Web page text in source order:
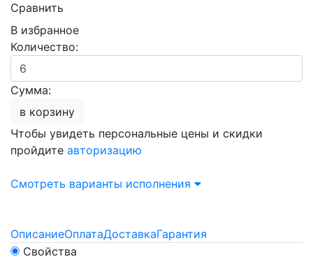
Сравнить
В избранное
Количество:
Сумма:
в корзину
Чтобы увидеть персональные цены и скидки
пройдите авторизацию
Смотреть варианты исполнения
ОписаниеОплатаДоставкаГарантия
Свойства